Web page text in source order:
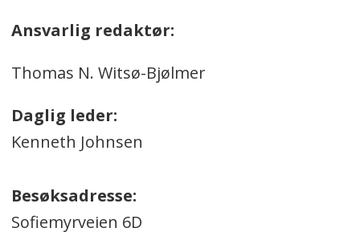
Ansvarlig redaktør:
Thomas N. Witsø-Bjølmer
Daglig leder:
Kenneth Johnsen
Besøksadresse:
Sofiemyrveien 6D